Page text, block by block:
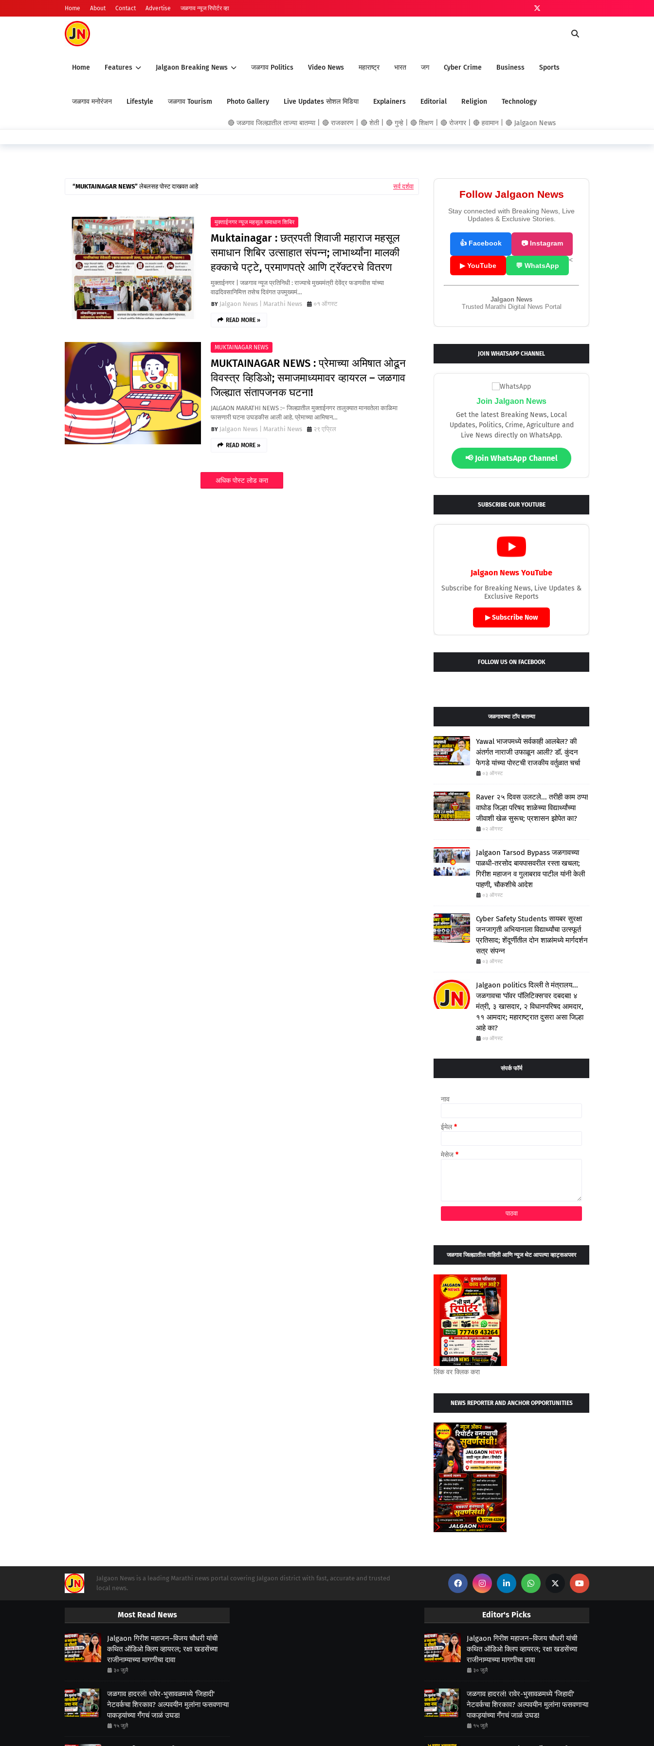
Home About Contact Advertise जळगाव न्यूज रिपोर्टर व्हा
Home Features Jalgaon Breaking News जळगाव Politics Video News महाराष्ट्र भारत जग Cyber Crime Business Sports
जळगाव मनोरंजन Lifestyle जळगाव Tourism Photo Gallery Live Updates सोशल मिडिया Explainers Editorial Religion Technology
🔴 जळगाव जिल्ह्यातील ताज्या बातम्या | 🔴 राजकारण | 🔴 शेती | 🔴 गुन्हे | 🔴 शिक्षण | 🔴 रोजगार | 🔴 हवामान | 🔴 Jalgaon News
MUKTAINAGAR NEWS लेबलसह पोस्ट दाखवत आहे सर्व दर्शवा
मुक्ताईनगर न्यूज महसूल समाधान शिबिर
Muktainagar : छत्रपती शिवाजी महाराज महसूल
समाधान शिबिर उत्साहात संपन्न; लाभार्थ्यांना मालकी
हक्काचे पट्टे, प्रमाणपत्रे आणि ट्रॅक्टरचे वितरण
मुक्ताईनगर | जळगाव न्यूज प्रतिनिधी : राज्याचे मुख्यमंत्री देवेंद्र फडणवीस यांच्या
वाढदिवसानिमित्त तसेच दिवंगत उपमुख्यमं…
Jalgaon News | Marathi News
०१ ऑगस्ट
READ MORE »
MUKTAINAGAR NEWS
MUKTAINAGAR NEWS : प्रेमाच्या अमिषात ओढून
विवस्त्र व्हिडिओ; समाजमाध्यमावर व्हायरल – जळगाव
जिल्ह्यात संतापजनक घटना!
JALGAON MARATHI NEWS :– जिल्ह्यातील मुक्ताईनगर तालुक्यात मानवतेला काळिमा
फासणारी घटना उघडकीस आली आहे. प्रेमाच्या आमिषान…
Jalgaon News | Marathi News
२९ एप्रिल
READ MORE »
अधिक पोस्ट लोड करा
Follow Jalgaon News
Stay connected with Breaking News, Live
Updates & Exclusive Stories.
👍 Facebook 📷 Instagram
▶ YouTube 💬 WhatsApp
<
Jalgaon News
Trusted Marathi Digital News Portal
JOIN WHATSAPP CHANNEL
Join Jalgaon News
Get the latest Breaking News, Local
Updates, Politics, Crime, Agriculture and
Live News directly on WhatsApp.
📢 Join WhatsApp Channel
SUBSCRIBE OUR YOUTUBE
Jalgaon News YouTube
Subscribe for Breaking News, Live Updates &
Exclusive Reports
▶ Subscribe Now
FOLLOW US ON FACEBOOK
जळगावच्या टॉप बातम्या
Yawal भाजपमध्ये सर्वकाही आलबेल? की
अंतर्गत नाराजी उफाळून आली? डॉ. कुंदन
फेगडे यांच्या पोस्टची राजकीय वर्तुळात चर्चा
०३ ऑगस्ट
Raver २५ दिवस उलटले... तरीही काम ठप्प!
वाघोड जिल्हा परिषद शाळेच्या विद्यार्थ्यांच्या
जीवाशी खेळ सुरूच; प्रशासन झोपेत का?
०२ ऑगस्ट
Jalgaon Tarsod Bypass जळगावच्या
पाळधी-तरसोद बायपासवरील रस्ता खचला;
गिरीश महाजन व गुलाबराव पाटील यांनी केली
पाहणी, चौकशीचे आदेश
०३ ऑगस्ट
Cyber Safety Students सायबर सुरक्षा
जनजागृती अभियानाला विद्यार्थ्यांचा उत्स्फूर्त
प्रतिसाद; शेंदूर्णीतील दोन शाळांमध्ये मार्गदर्शन
सत्र संपन्न
०३ ऑगस्ट
Jalgaon politics दिल्ली ते मंत्रालय...
जळगावचा 'पॉवर पॉलिटिक्स'वर दबदबा! ४
मंत्री, ३ खासदार, २ विधानपरिषद आमदार,
११ आमदार; महाराष्ट्रात दुसरा असा जिल्हा
आहे का?
०७ ऑगस्ट
संपर्क फॉर्म
नाव
ईमेल*
मेसेज *
जळगाव जिल्ह्यातील माहिती आणि न्यूज थेट आपल्या व्हाट्सअपवर
लिंक वर क्लिक करा
NEWS REPORTER AND ANCHOR OPPORTUNITIES
Jalgaon News is a leading Marathi news portal covering Jalgaon district with fast, accurate and trusted
local news.
Most Read News
Jalgaon गिरीश महाजन–विजय चौधरी यांची
कथित ऑडिओ क्लिप व्हायरल; रक्षा खडसेंच्या
राजीनाम्याच्या मागणीचा दावा
३० जुलै
जळगाव हादरलं! रावेर-भुसावळमध्ये 'जिहादी'
नेटवर्कचा शिरकाव? अल्पवयीन मुलांना फसवणाऱ्या
पाकड्यांच्या गँगचं जाळं उघड!
१५ जुलै
Editor's Picks
Jalgaon गिरीश महाजन–विजय चौधरी यांची
कथित ऑडिओ क्लिप व्हायरल; रक्षा खडसेंच्या
राजीनाम्याच्या मागणीचा दावा
३० जुलै
जळगाव हादरलं! रावेर-भुसावळमध्ये 'जिहादी'
नेटवर्कचा शिरकाव? अल्पवयीन मुलांना फसवणाऱ्या
पाकड्यांच्या गँगचं जाळं उघड!
१५ जुलै